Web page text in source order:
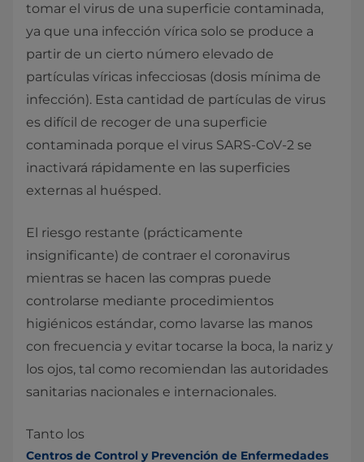
tomar el virus de una superficie contaminada,
ya que una infección vírica solo se produce a
partir de un cierto número elevado de
partículas víricas infecciosas (dosis mínima de
infección). Esta cantidad de partículas de virus
es difícil de recoger de una superficie
contaminada porque el virus SARS-CoV-2 se
inactivará rápidamente en las superficies
externas al huésped.
El riesgo restante (prácticamente
insignificante) de contraer el coronavirus
mientras se hacen las compras puede
controlarse mediante procedimientos
higiénicos estándar, como lavarse las manos
con frecuencia y evitar tocarse la boca, la nariz y
los ojos, tal como recomiendan las autoridades
sanitarias nacionales e internacionales.
Tanto los
Centros de Control y Prevención de Enfermedades